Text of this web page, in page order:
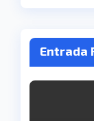
Entrada